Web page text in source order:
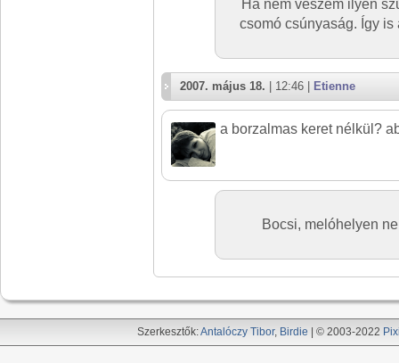
Ha nem veszem ilyen
csomó csúnyaság. Így
2007. május 18. | 12:46 | Etienne
a borzalmas keret nélkül?
Bocsi, melóhelyen
Szerkesztők:Antalóczy Tibor, Birdie | © 2003-2022